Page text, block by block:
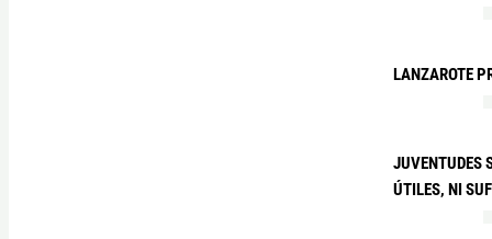
LANZAROTE
JUVENTUDES
ÚTILES, NI